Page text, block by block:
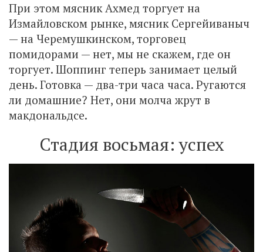
При этом мясник Ахмед торгует на
Измайловском рынке, мясник Сергейиваныч
— на Черемушкинском, торговец
помидорами — нет, мы не скажем, где он
торгует. Шоппинг теперь занимает целый
день. Готовка — два-три часа часа. Ругаются
ли домашние? Нет, они молча жрут в
макдональдсе.
Стадия восьмая: успех